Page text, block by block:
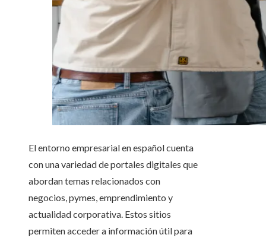
El entorno empresarial en español cuenta
con una variedad de portales digitales que
abordan temas relacionados con
negocios, pymes, emprendimiento y
actualidad corporativa. Estos sitios
permiten acceder a información útil para